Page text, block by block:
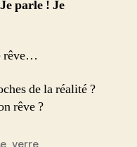
parle ! Je
rêve…
de la réalité ?
rêve ?
, verre